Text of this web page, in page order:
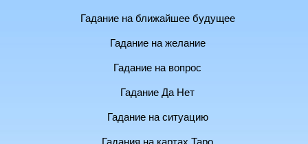
Гадание на ближайшее будущее
Гадание на желание
Гадание на вопрос
Гадание Да Нет
Гадание на ситуацию